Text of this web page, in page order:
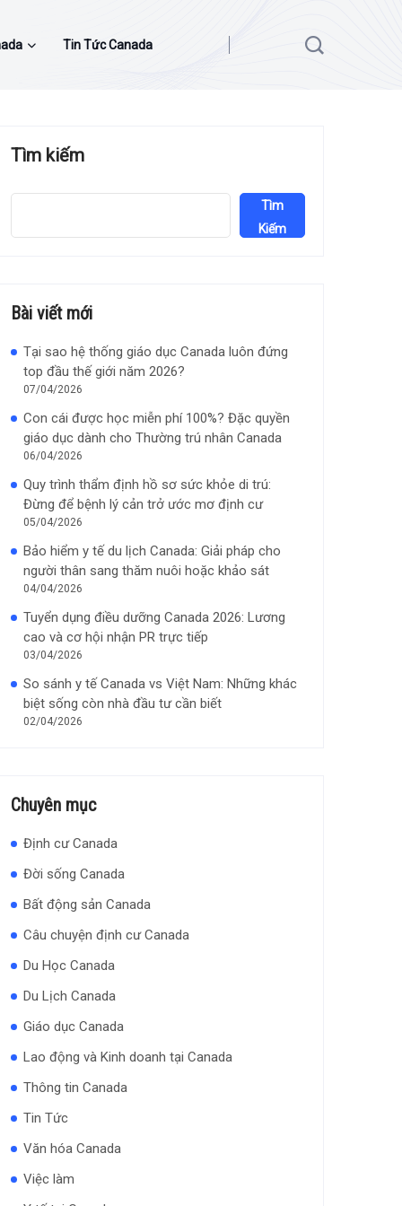
Tin Tức Canada
Tìm kiếm
Tìm
Kiếm
Bài viết mới
Tại sao hệ thống giáo dục Canada luôn đứng
top đầu thế giới năm 2026?
07/04/2026
Con cái được học miễn phí 100%? Đặc quyền
giáo dục dành cho Thường trú nhân Canada
06/04/2026
Quy trình thẩm định hồ sơ sức khỏe di trú:
Đừng để bệnh lý cản trở ước mơ định cư
05/04/2026
Bảo hiểm y tế du lịch Canada: Giải pháp cho
người thân sang thăm nuôi hoặc khảo sát
04/04/2026
Tuyển dụng điều dưỡng Canada 2026: Lương
cao và cơ hội nhận PR trực tiếp
03/04/2026
So sánh y tế Canada vs Việt Nam: Những khác
biệt sống còn nhà đầu tư cần biết
02/04/2026
Chuyên mục
Định cư Canada
Đời sống Canada
Bất động sản Canada
Câu chuyện định cư Canada
Du Học Canada
Du Lịch Canada
Giáo dục Canada
Lao động và Kinh doanh tại Canada
Thông tin Canada
Tin Tức
Văn hóa Canada
Việc làm